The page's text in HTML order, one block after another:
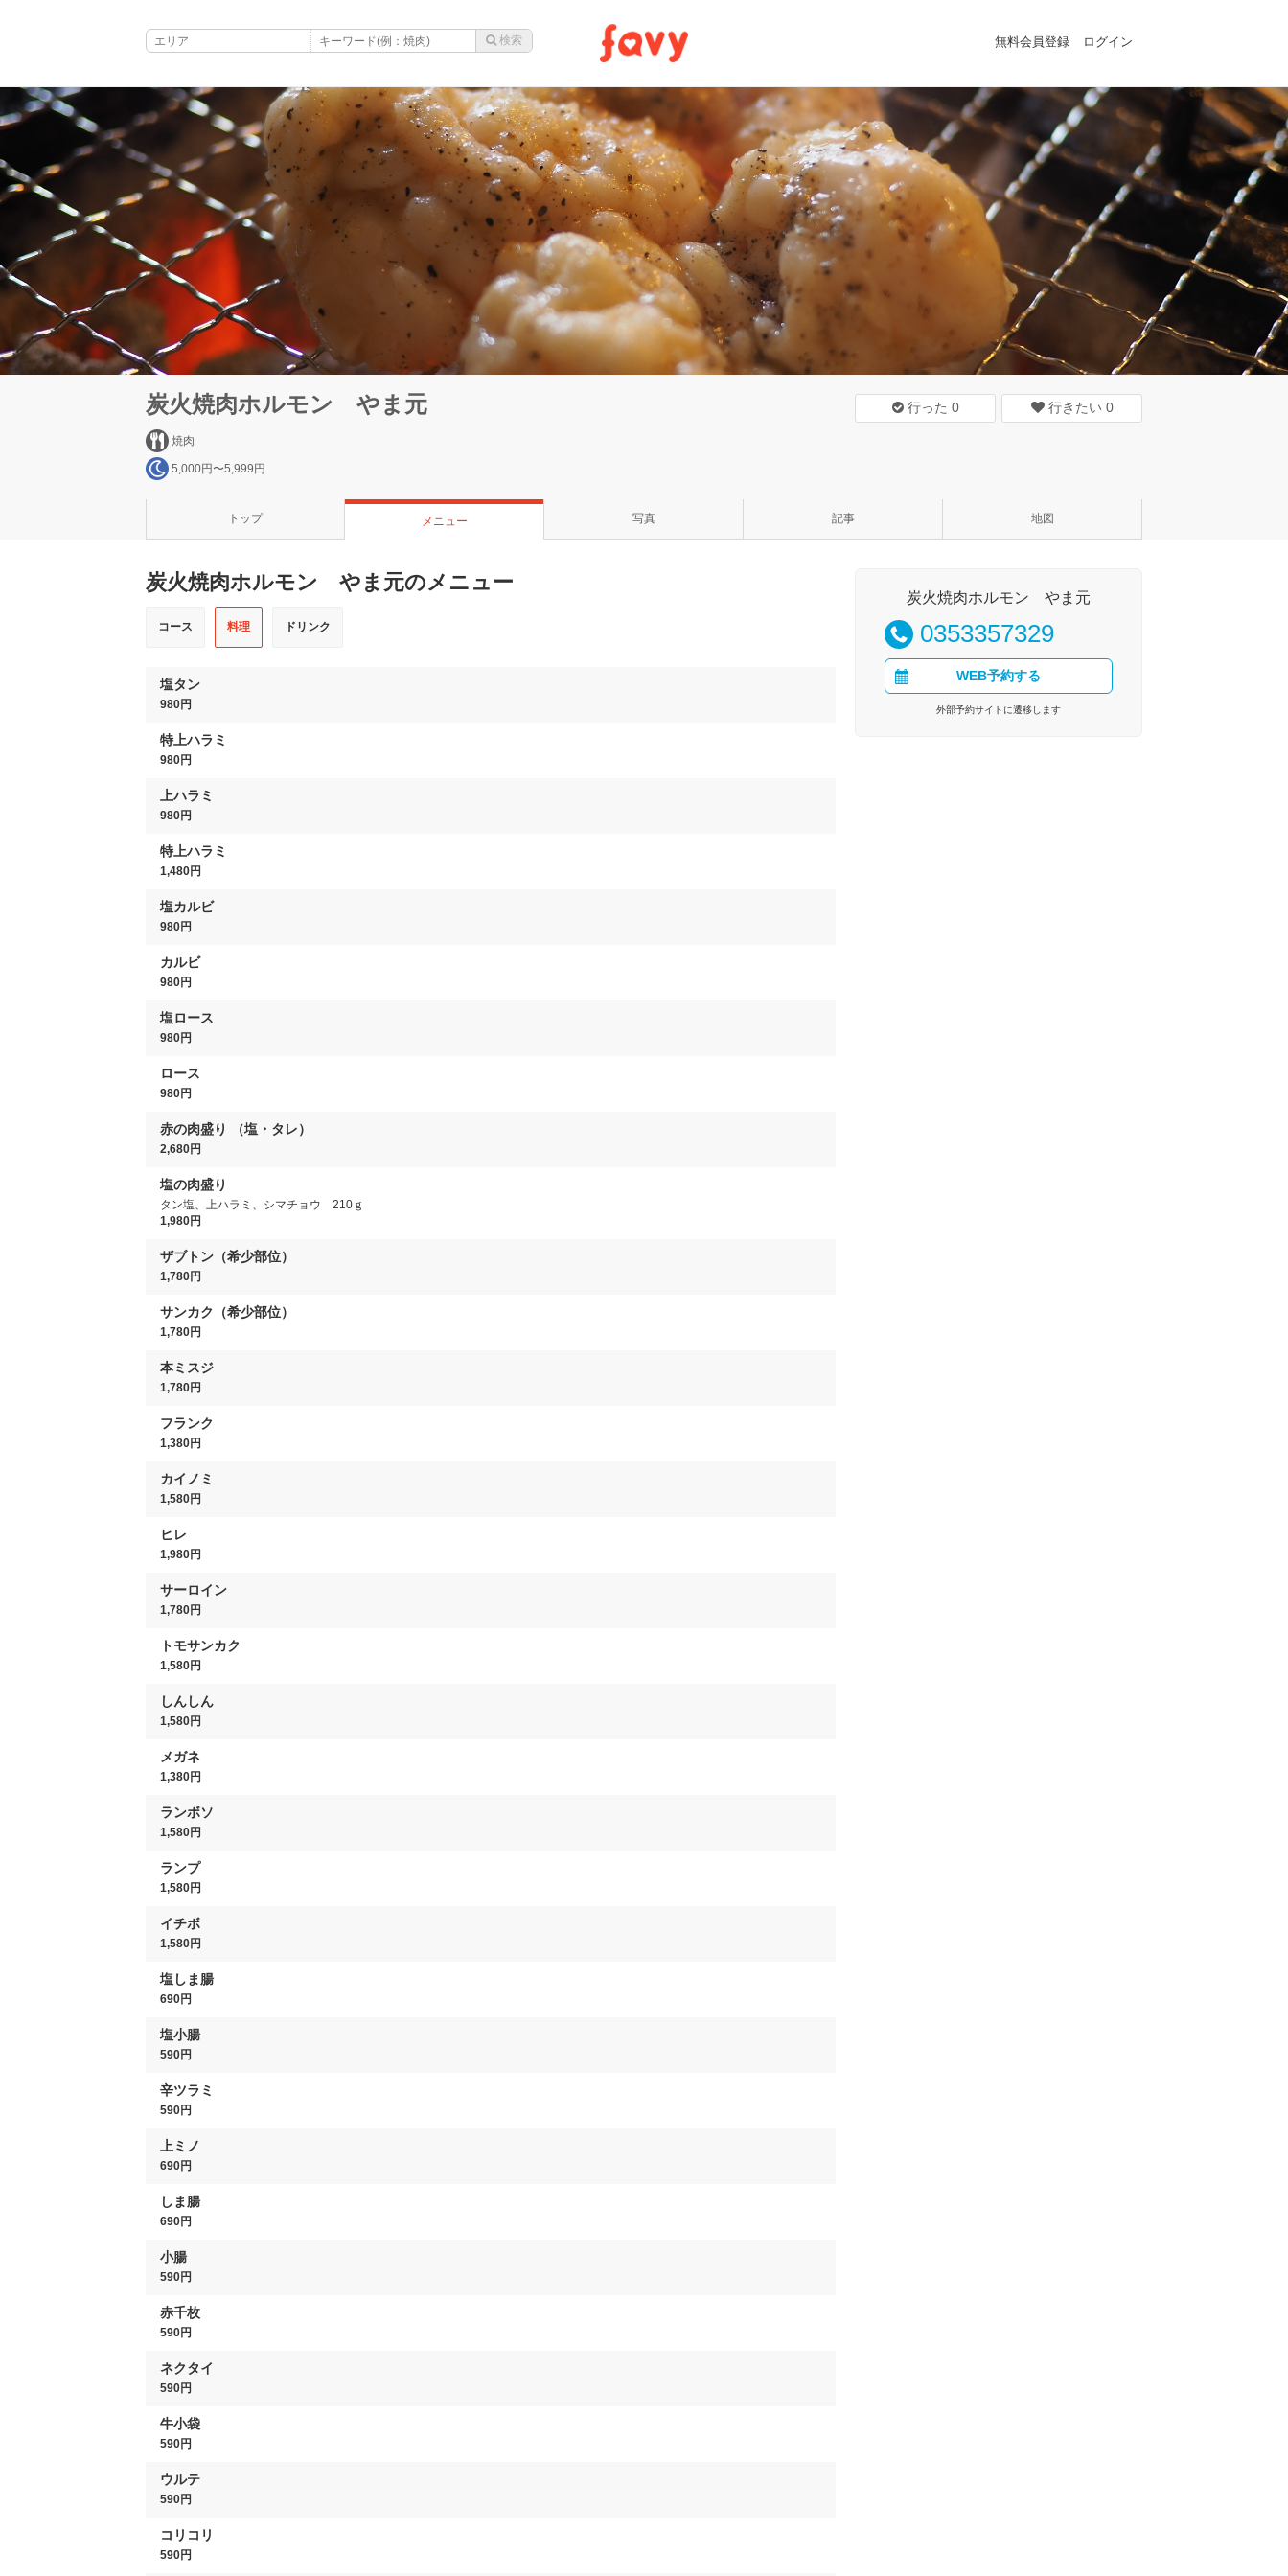
無料会員登録 ログイン
炭火焼肉ホルモン やま元
焼肉
5,000円〜5,999円
行った 0 行きたい 0
トップ メニュー 写真 記事 地図
炭火焼肉ホルモン やま元のメニュー
コース 料理 ドリンク
塩タン
980円
特上ハラミ
980円
上ハラミ
980円
特上ハラミ
1,480円
塩カルビ
980円
カルビ
980円
塩ロース
980円
ロース
980円
赤の肉盛り （塩・タレ）
2,680円
塩の肉盛り
タン塩、上ハラミ、シマチョウ 210ｇ
1,980円
ザブトン（希少部位）
1,780円
サンカク（希少部位）
1,780円
本ミスジ
1,780円
フランク
1,380円
カイノミ
1,580円
ヒレ
1,980円
サーロイン
1,780円
トモサンカク
1,580円
しんしん
1,580円
メガネ
1,380円
ランボソ
1,580円
ランプ
1,580円
イチボ
1,580円
塩しま腸
690円
塩小腸
590円
辛ツラミ
590円
上ミノ
690円
しま腸
690円
小腸
590円
赤千枚
590円
ネクタイ
590円
牛小袋
590円
ウルテ
590円
コリコリ
590円
炭火焼肉ホルモン やま元
0353357329
WEB予約する
外部予約サイトに遷移します